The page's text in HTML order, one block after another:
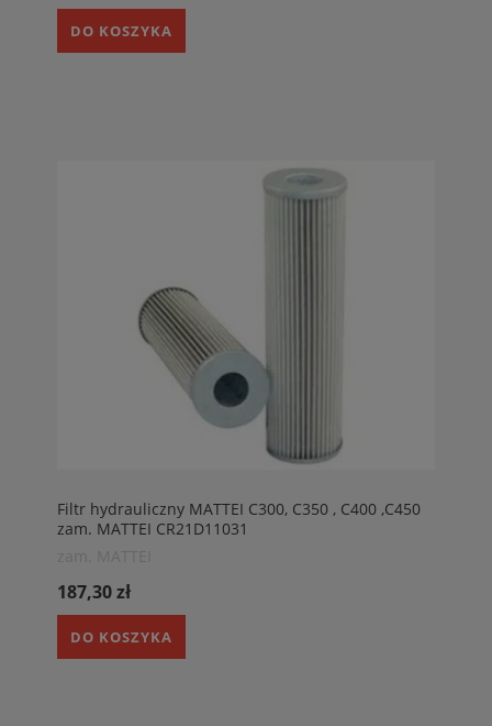
DO KOSZYKA
Filtr hydrauliczny MATTEI C300, C350 , C400 ,C450
zam. MATTEI CR21D11031
187,30 zł
DO KOSZYKA